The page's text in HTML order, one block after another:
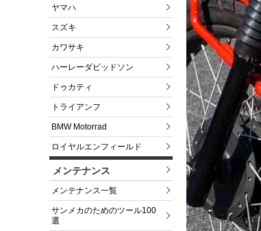
ヤマハ
スズキ
カワサキ
ハーレーダビッドソン
ドゥカティ
トライアンフ
BMW Motorrad
ロイヤルエンフィールド
メンテナンス
メンテナンス一覧
サンメカのためのツール100
選